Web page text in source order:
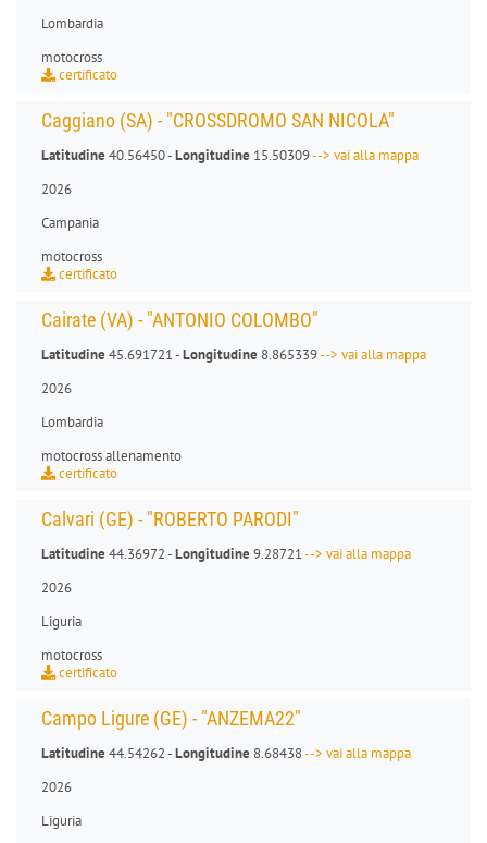
Lombardia
motocross
certificato
Caggiano (SA) - "CROSSDROMO SAN NICOLA"
Latitudine40.56450 -Longitudine 15.50309--> vai alla mappa
2026
Campania
motocross
certificato
Cairate (VA) - "ANTONIO COLOMBO"
Latitudine45.691721 -Longitudine 8.865339--> vai alla mappa
2026
Lombardia
motocross allenamento
certificato
Calvari (GE) - "ROBERTO PARODI"
Latitudine44.36972 -Longitudine9.28721--> vai alla mappa
2026
Liguria
motocross
certificato
Campo Ligure (GE) - "ANZEMA22"
Latitudine44.54262 -Longitudine 8.68438--> vai alla mappa
2026
Liguria